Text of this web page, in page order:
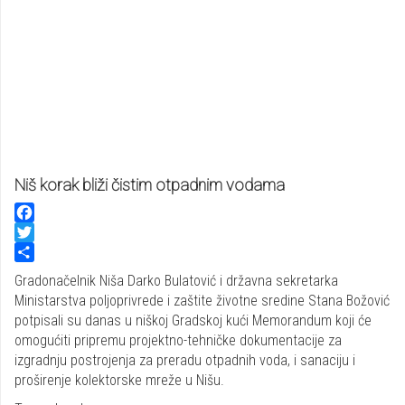
Niš korak bliži čistim otpadnim vodama
Facebook
Twitter
Share
Gradonačelnik Niša Darko Bulatović i državna sekretarka
Ministarstva poljoprivrede i zaštite životne sredine Stana Božović
potpisali su danas u niškoj Gradskoj kući Memorandum koji će
omogućiti pripremu projektno-tehničke dokumentacije za
izgradnju postrojenja za preradu otpadnih voda, i sanaciju i
proširenje kolektorske mreže u Nišu.